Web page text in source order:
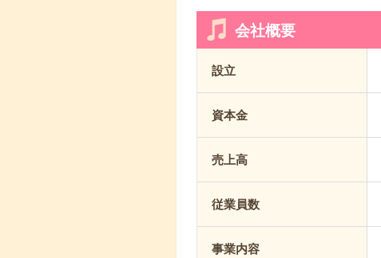
会社概要
設立
資本金
売上高
従業員数
事業内容